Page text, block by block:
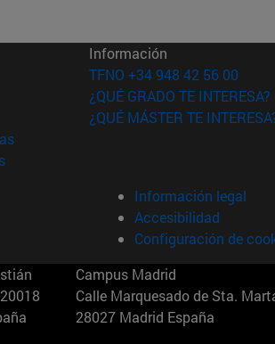
ventana)
ventana)
en nueva ventana)
(abre en nueva ventana)
(abre en nueva ventana)
Información
TFNO +34 948 42 56 00
¿QUÉ GRADO TE INTERESA?
¿QUÉ MÁSTER TE
Información legal
Accesibilidad
Configuración de
Campus Madrid
Calle Marquesado de Sta.
28027 Madrid España